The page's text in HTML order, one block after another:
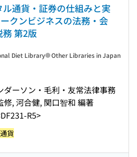
ル通貨・証券の仕組みと実
クンビジネスの法務・会
第2版
ダーソン・毛利・友常法律事務
, 河合健, 関口智和 編著
R5>
Diet Library Other Libraries in Japan
貨